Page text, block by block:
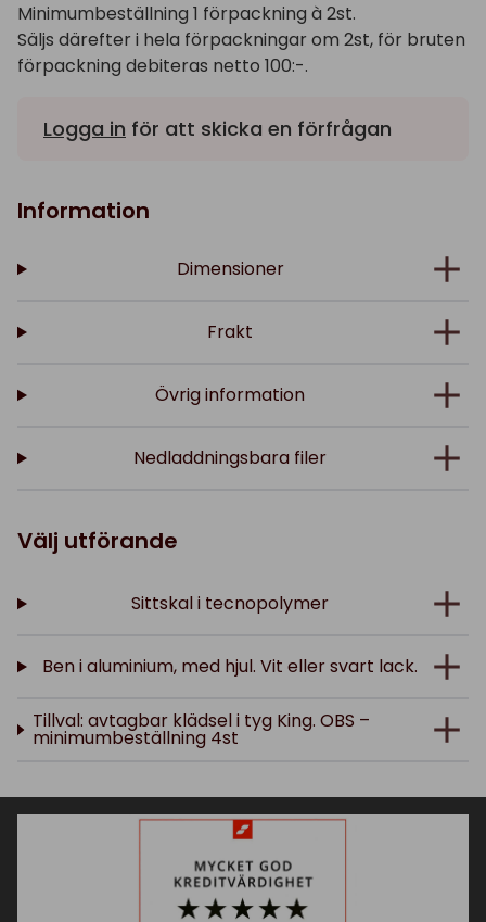
Minimumbeställning 1 förpackning à 2st.
Säljs därefter i hela förpackningar om 2st, för bruten
förpackning debiteras netto 100:-.
Logga in för att skicka en förfrågan
Information
Dimensioner
Frakt
Övrig information
Nedladdningsbara filer
Välj utförande
Sittskal i tecnopolymer
Ben i aluminium, med hjul. Vit eller svart lack.
Tillval: avtagbar klädsel i tyg King. OBS –
minimumbeställning 4st